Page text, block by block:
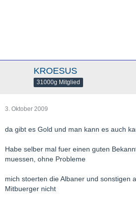
Da Bahnhof Dammtor nicht der
leerer Nebenbahnhof, ist die Reisebank
Publikumsverkehr. Alles in allem eine
KROESUS
31000g Mitglied
3. Oktober 2009
da gibt es Gold und man kann es auch
Habe selber mal fuer einen guten
muessen, ohne Probleme
mich stoerten die Albaner und sonstigen
Mitbuerger nicht